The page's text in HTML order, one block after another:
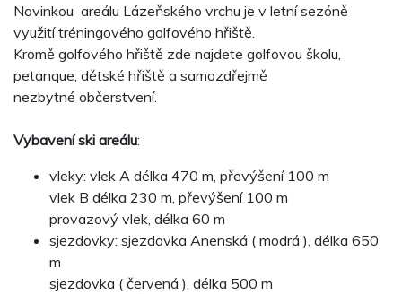
Novinkou areálu Lázeňského vrchu je v letní sezóně
využití tréningového golfového hřiště.
Kromě golfového hřiště zde najdete golfovou školu,
petanque, dětské hřiště a samozdřejmě
nezbytné občerstvení.
Vybavení ski areálu:
vleky: vlek A délka 470 m, převýšení 100 m
vlek B délka 230 m, převýšení 100 m
provazový vlek, délka 60 m
sjezdovky: sjezdovka Anenská ( modrá ), délka 650
m
sjezdovka ( červená ), délka 500 m